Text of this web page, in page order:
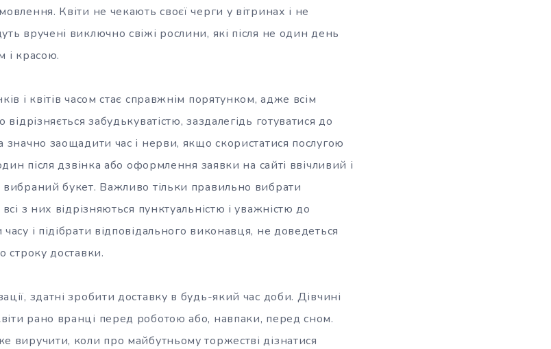
Квіти не чекають своєї черги у вітринах і не
вручені виключно свіжі рослини, які після не один день
і красою.
і квітів часом стає справжнім порятунком, адже всім
забудькуватістю, заздалегідь готуватися до
заощадити час і нерви, якщо скористатися послугою
після дзвінка або оформлення заявки на сайті ввічливий і
вибраний букет. Важливо тільки правильно вибрати
з них відрізняються пунктуальністю і уважністю до
і підібрати відповідального виконавця, не доведеться
строку доставки.
здатні зробити доставку в будь-який час доби. Дівчині
рано вранці перед роботою або, навпаки, перед сном.
виручити, коли про майбутньому торжестві дізнатися